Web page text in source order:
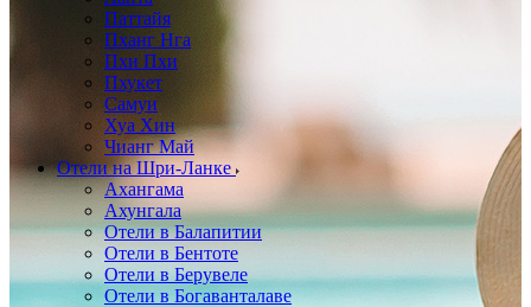
Паттайя
Пханг Нга
Пхи Пхи
Пхукет
Самуи
Хуа Хин
Чианг Май
Отели на Шри-Ланке
Ахангама
Ахунгала
Отели в Балапитии
Отели в Бентоте
Отели в Берувеле
Отели в Богаванталаве